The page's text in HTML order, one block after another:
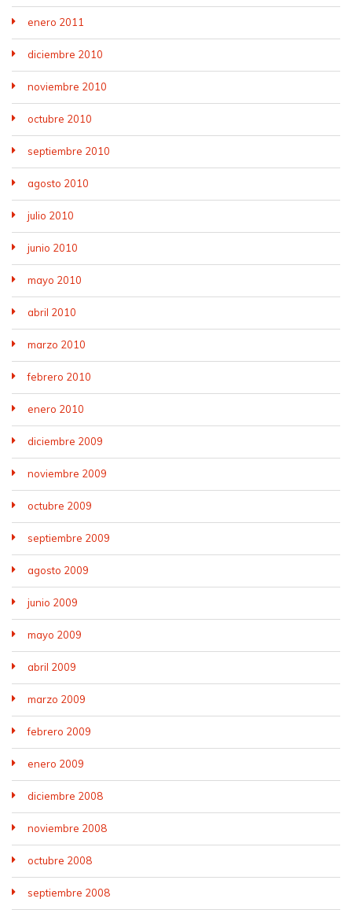
enero 2011
diciembre 2010
noviembre 2010
octubre 2010
septiembre 2010
agosto 2010
julio 2010
junio 2010
mayo 2010
abril 2010
marzo 2010
febrero 2010
enero 2010
diciembre 2009
noviembre 2009
octubre 2009
septiembre 2009
agosto 2009
junio 2009
mayo 2009
abril 2009
marzo 2009
febrero 2009
enero 2009
diciembre 2008
noviembre 2008
octubre 2008
septiembre 2008